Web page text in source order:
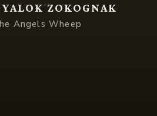
ZOKOGNAK
Angels Wheep